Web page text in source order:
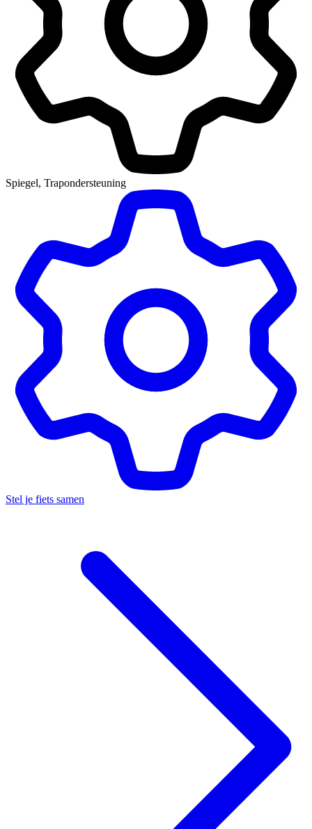
Spiegel, Trapondersteuning
Stel je fiets samen